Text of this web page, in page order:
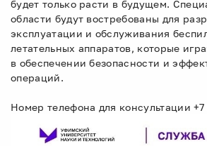
будет только расти в будущем.
области будут востребованы для
эксплуатации и обслуживания
летательных аппаратов, которые
в обеспечении безопасности и
операций.
Номер телефона для консультации +7